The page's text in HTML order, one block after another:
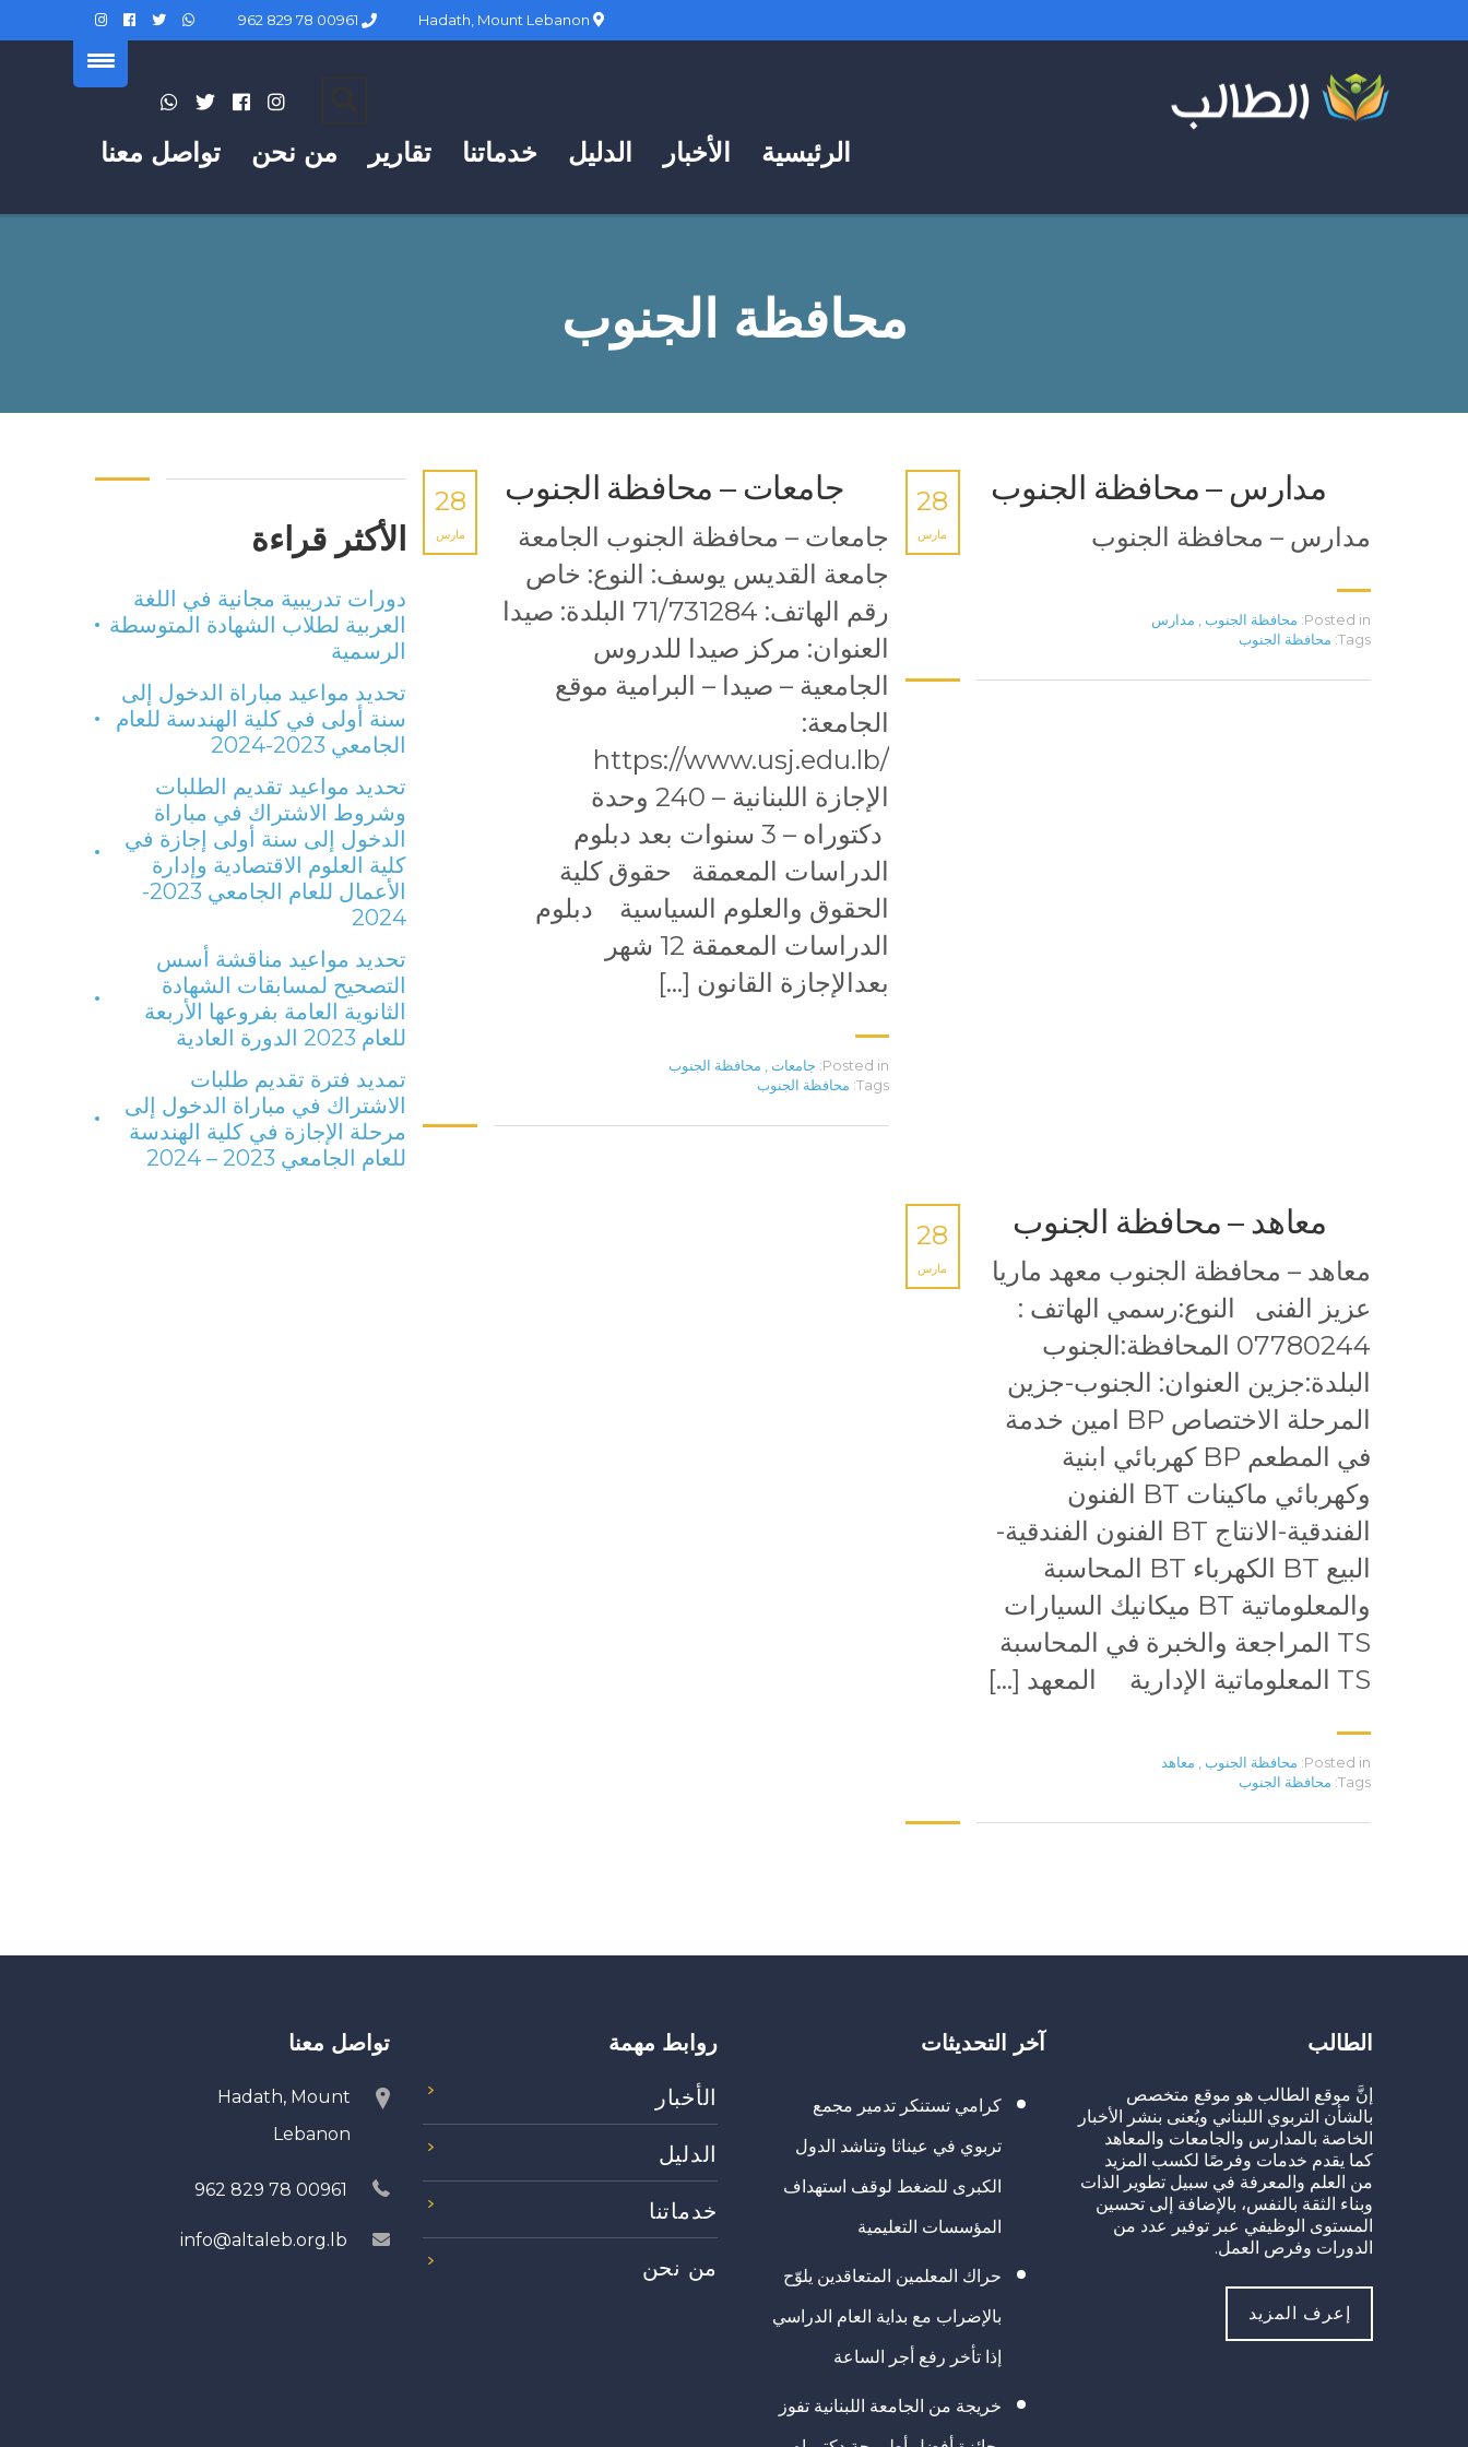
تواصل معنا من نحن تقارير خدماتنا الدليل الأخبار الرئيسية
محافظة الجنوب
مدارس – محافظة الجنوب 28
مارس مدارس – محافظة الجنوب
Posted in: محافظة الجنوب
مدارس
Tags: محافظة الجنوب
جامعات – محافظة الجنوب 28
مارس
جامعات – محافظة الجنوب الجامعة
جامعة القديس يوسف: النوع: خاص
رقم الهاتف: 71/731284 البلدة: صيدا
العنوان: مركز صيدا للدروس
الجامعية – صيدا – البرامية موقع
الجامعة:
الإجازة اللبنانية – 240 وحدة
دكتوراه – 3 سنوات بعد دبلوم
الدراسات المعمقة حقوق كلية
الحقوق والعلوم السياسية دبلوم
الدراسات المعمقة 12 شهر
بعدالإجازة القانون […]
Posted in: جامعات
محافظة الجنوب
Tags: محافظة الجنوب
معاهد – محافظة الجنوب 28
مارس
معاهد – محافظة الجنوب معهد ماريا
عزيز الفنى النوع:رسمي الهاتف :
07780244 المحافظة:الجنوب
البلدة:جزين العنوان: الجنوب-جزين
المرحلة الاختصاص BP امين خدمة
في المطعم BP كهربائي ابنية
وكهربائي ماكينات BT الفنون
الفندقية-الانتاج BT الفنون الفندقية-
البيع BT الكهرباء BT المحاسبة
والمعلوماتية BT ميكانيك السيارات
TS المراجعة والخبرة في المحاسبة
TS المعلوماتية الإدارية المعهد […]
Posted in: محافظة الجنوب
معاهد
Tags: محافظة الجنوب
الأكثر قراءة
دورات تدريبية مجانية في اللغة
العربية لطلاب الشهادة المتوسطة
الرسمية
تحديد مواعيد مباراة الدخول إلى
سنة أولى في كلية الهندسة للعام
الجامعي 2023-2024
تحديد مواعيد تقديم الطلبات
وشروط الاشتراك في مباراة
الدخول إلى سنة أولى إجازة في
كلية العلوم الاقتصادية وإدارة
الأعمال للعام الجامعي 2023-
2024
تحديد مواعيد مناقشة أسس
التصحيح لمسابقات الشهادة
الثانوية العامة بفروعها الأربعة
للعام 2023 الدورة العادية
تمديد فترة تقديم طلبات
الاشتراك في مباراة الدخول إلى
مرحلة الإجازة في كلية الهندسة
للعام الجامعي 2023 – 2024
الطالب
إنَّ موقع الطالب هو موقع متخصص
بالشأن التربوي اللبناني ويُعنى بنشر الأخبار
الخاصة بالمدارس والجامعات والمعاهد
كما يقدم خدمات وفرصًا لكسب المزيد
من العلم والمعرفة في سبيل تطوير الذات
وبناء الثقة بالنفس، بالإضافة إلى تحسين
المستوى الوظيفي عبر توفير عدد من
الدورات وفرص العمل.
إعرف المزيد
آخر التحديثات
كرامي تستنكر تدمير مجمع
تربوي في عيناثا وتناشد الدول
الكبرى للضغط لوقف استهداف
المؤسسات التعليمية
حراك المعلمين المتعاقدين يلوّح
بالإضراب مع بداية العام الدراسي
إذا تأخر رفع أجر الساعة
خريجة من الجامعة اللبنانية تفوز
روابط مهمة
الأخبار
الدليل
خدماتنا
من نحن
تواصل معنا
Hadath, Mount
Lebanon
00961 78 829 962
info@altaleb.org.lb